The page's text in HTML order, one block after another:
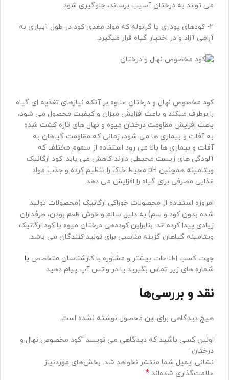
می تواند به درختان آسیب برساند، جلوگیری شود.
2- کودهای پودری یا گرانوله که مواد مغذی کود در طول آبیاری به
آرامی آزاد و در اختیار گیاه قرار میگیرد.
کود مخصوص نهال و درختان علاوه بر آنکه نیازهای تغذیه ای گیاه
را برطرف میکند و باعث افزایش میزان و کیفیت محصول می شود،
باعث افزایش مقاومت درختان میوه و نهال های تازه کشت شده
به آفات و بیماری ها می شود، زمانی که مقاومت گیاهان به
آفات و بیماری ها بالا می رود استفاده از سموم مختلف که
آلودگی های زیست محیطی دارند کاهش می یابد. کود ارگانیک
ویتامینه همچنین pH محیط خاک را تنظیم کرده و جذب مواد
غذایی مصرفی برای گیاه را افزایش می دهد.
امروزه استفاده از محصولات خوراکی ارگانیک (محصولات تولید
شده بدون کود و سم) به دلیل سالم و خوش طعم بودن، طرفداران
زیادی پیدا کرده اند. بنابراین کوددهی درختان میوه با کود ارگانیک
ویتامینه گیاهان گزینه مناسبی برای تولید کنندگان می باشد.
جهت کسب اطلاعات بیشتر و مشاوره با کارشناسان متخصص با
شماره های زیر تماس بگیرید یا در واتس آپ پیام دهید.
نقد و بررسی‌ها
هیچ دیدگاهی برای این محصول نوشته نشده است.
اولین کسی باشید که دیدگاهی می نویسد “کود مخصوص نهال و
درختان”
نشانی ایمیل شما منتشر نخواهد شد. بخش‌های موردنیاز
علامت‌گذاری شده‌اند *